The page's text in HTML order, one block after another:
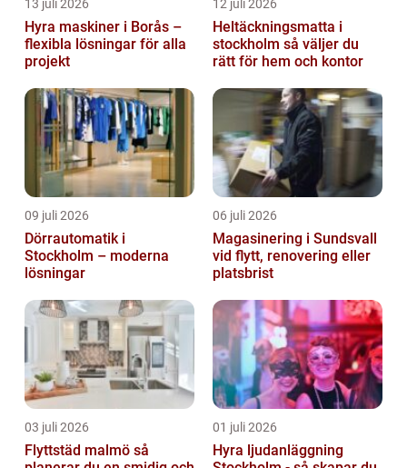
13 juli 2026
Hyra maskiner i Borås –
flexibla lösningar för alla
projekt
12 juli 2026
Heltäckningsmatta i
stockholm så väljer du
rätt för hem och kontor
09 juli 2026
Dörrautomatik i
Stockholm – moderna
lösningar
06 juli 2026
Magasinering i Sundsvall
vid flytt, renovering eller
platsbrist
03 juli 2026
Flyttstäd malmö så
01 juli 2026
Hyra ljudanläggning